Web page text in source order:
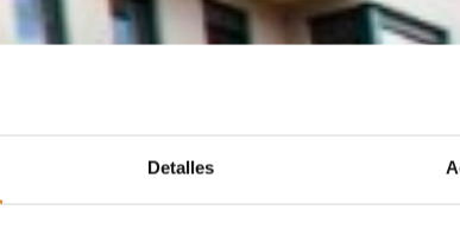
Detalles